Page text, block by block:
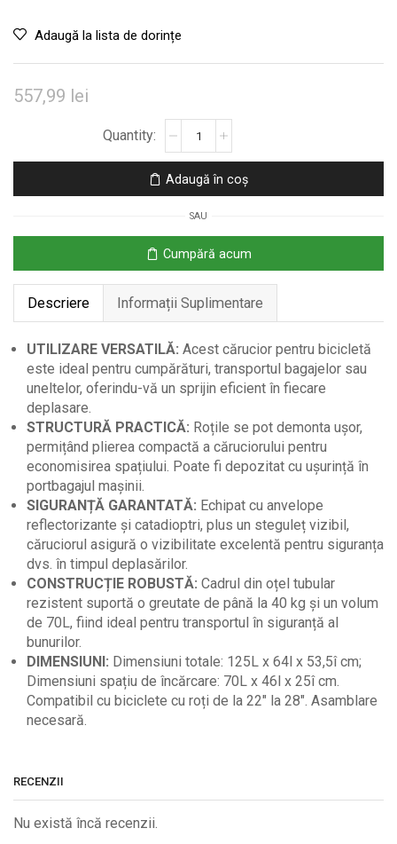
Adaugă la lista de dorințe
557,99 lei
de
Transport
Bicicletă
Demontabilă
70L
Adaugă în coș
SAU
Cumpără acum
Descriere Informații Suplimentare
UTILIZARE VERSATILĂ: Acest cărucior pentru bicicletă
este ideal pentru cumpărături, transportul bagajelor sau
uneltelor, oferindu-vă un sprijin eficient în fiecare
deplasare.
STRUCTURĂ PRACTICĂ: Roțile se pot demonta ușor,
permițând plierea compactă a căruciorului pentru
economisirea spațiului. Poate fi depozitat cu ușurință în
portbagajul mașinii.
SIGURANȚĂ GARANTATĂ: Echipat cu anvelope
reflectorizante și catadioptri, plus un steguleț vizibil,
căruciorul asigură o vizibilitate excelentă pentru siguranța
dvs. în timpul deplasărilor.
CONSTRUCȚIE ROBUSTĂ: Cadrul din oțel tubular
rezistent suportă o greutate de până la 40 kg și un volum
de 70L, fiind ideal pentru transportul în siguranță al
bunurilor.
DIMENSIUNI: Dimensiuni totale: 125L x 64l x 53,5î cm;
Dimensiuni spațiu de încărcare: 70L x 46l x 25î cm.
Compatibil cu biciclete cu roți de la 22″ la 28″. Asamblare
necesară.
RECENZII
Nu există încă recenzii.